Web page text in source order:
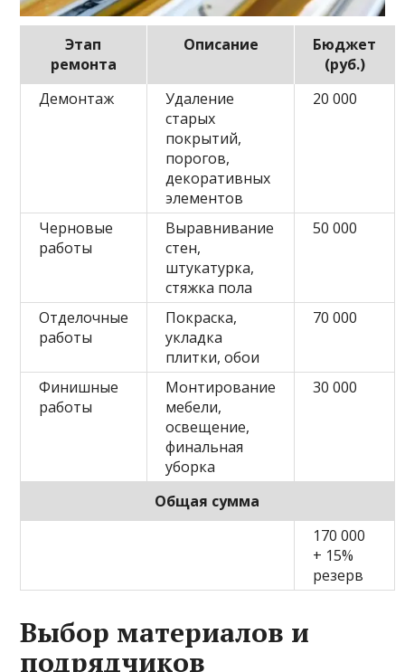
Этап
ремонта
Описание
Бюджет
(руб.)
Демонтаж
Удаление
старых
покрытий,
порогов,
декоративных
элементов
20 000
Черновые
работы
Выравнивание
стен,
штукатурка,
стяжка пола
50 000
Отделочные
работы
Покраска,
укладка
плитки, обои
70 000
Финишные
работы
Монтирование
мебели,
освещение,
финальная
уборка
30 000
Общая сумма
170 000
+ 15%
резерв
Выбор материалов и
подрядчиков